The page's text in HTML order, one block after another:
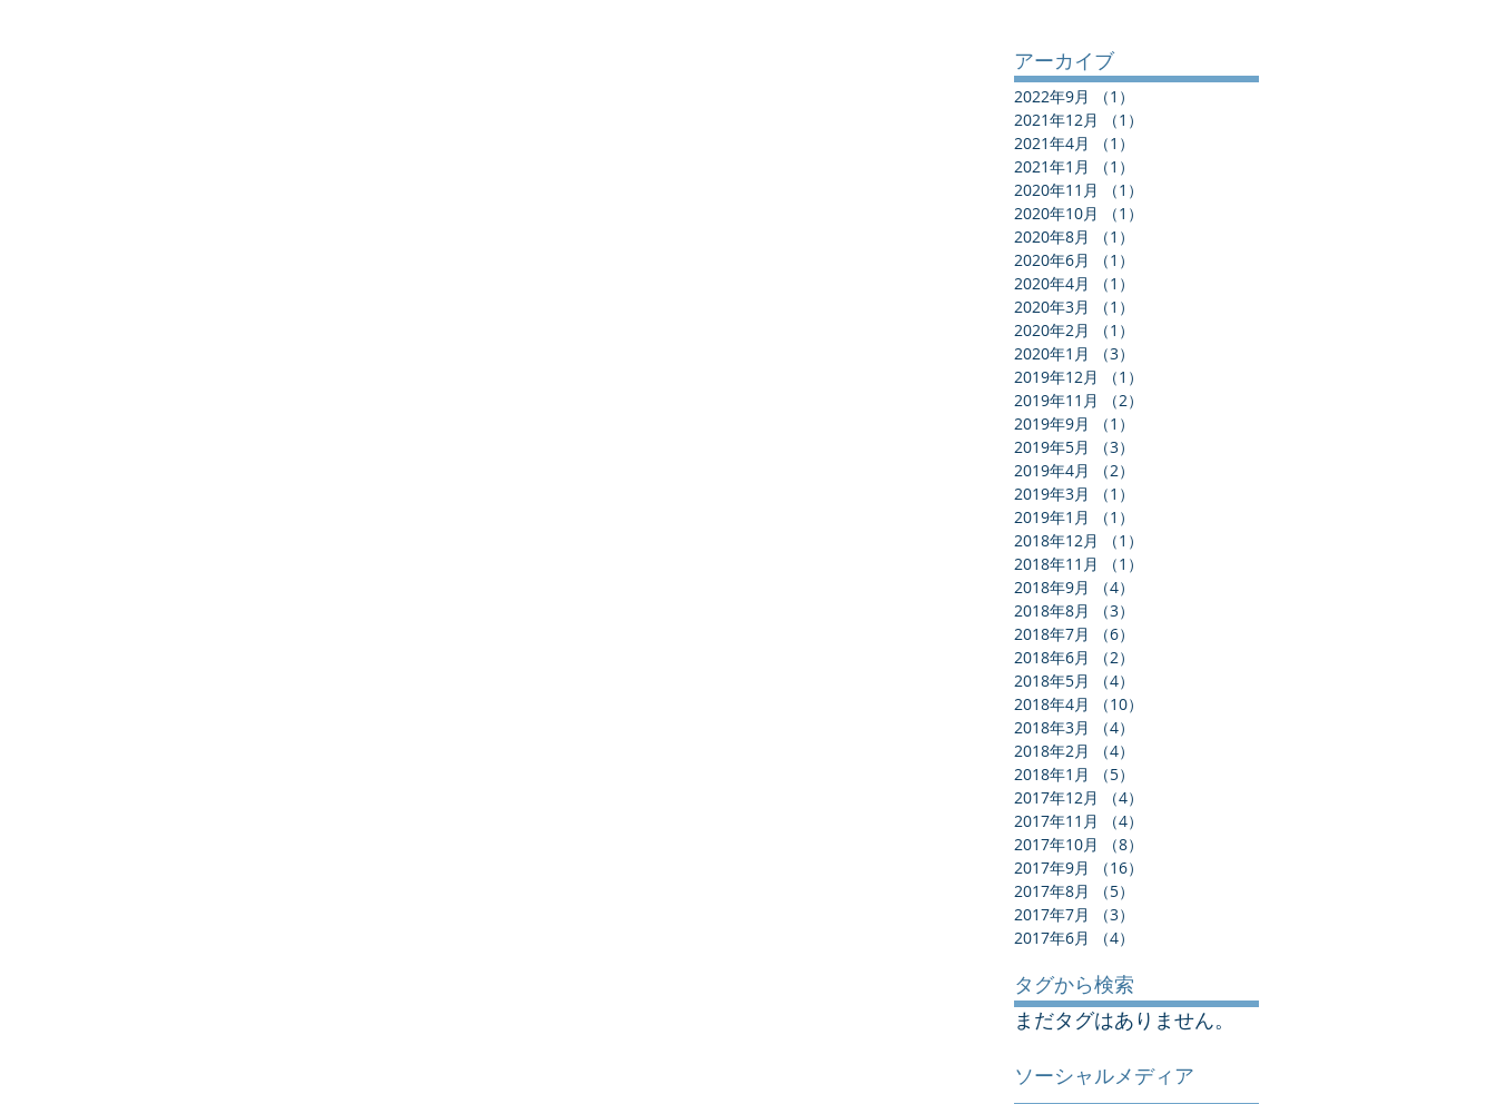
アーカイブ
2022年9月 （1）
2021年12月
（1）
2021年4月
（1）
2021年1月
（1）
2020年11月
（1）
2020年10月
（1）
2020年8月
（1）
2020年6月
（1）
2020年4月
（1）
2020年3月
（1）
2020年2月
（1）
2020年1月
（3）
2019年12月
（1）
2019年11月
（2）
2019年9月
（1）
2019年5月
（3）
2019年4月
（2）
2019年3月
（1）
2019年1月
（1）
2018年12月
（1）
2018年11月
（1）
2018年9月
（4）
2018年8月
（3）
2018年7月
（6）
2018年6月
（2）
2018年5月
（4）
2018年4月
（10）
2018年3月
（4）
2018年2月
（4）
2018年1月
（5）
2017年12月
（4）
2017年11月
（4）
2017年10月
（8）
2017年9月
（16）
2017年8月
（5）
2017年7月
（3）
2017年6月
（4）
タグから検索
まだタグはありません。
ソーシャルメディア